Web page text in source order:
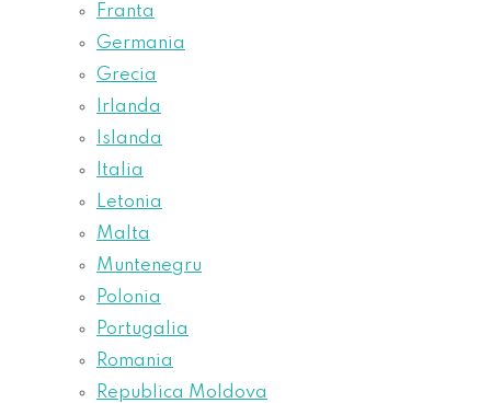
Franta
Germania
Grecia
Irlanda
Islanda
Italia
Letonia
Malta
Muntenegru
Polonia
Portugalia
Romania
Republica Moldova